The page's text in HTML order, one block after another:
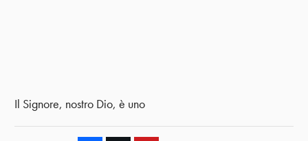
Il Signore, nostro Dio, è uno